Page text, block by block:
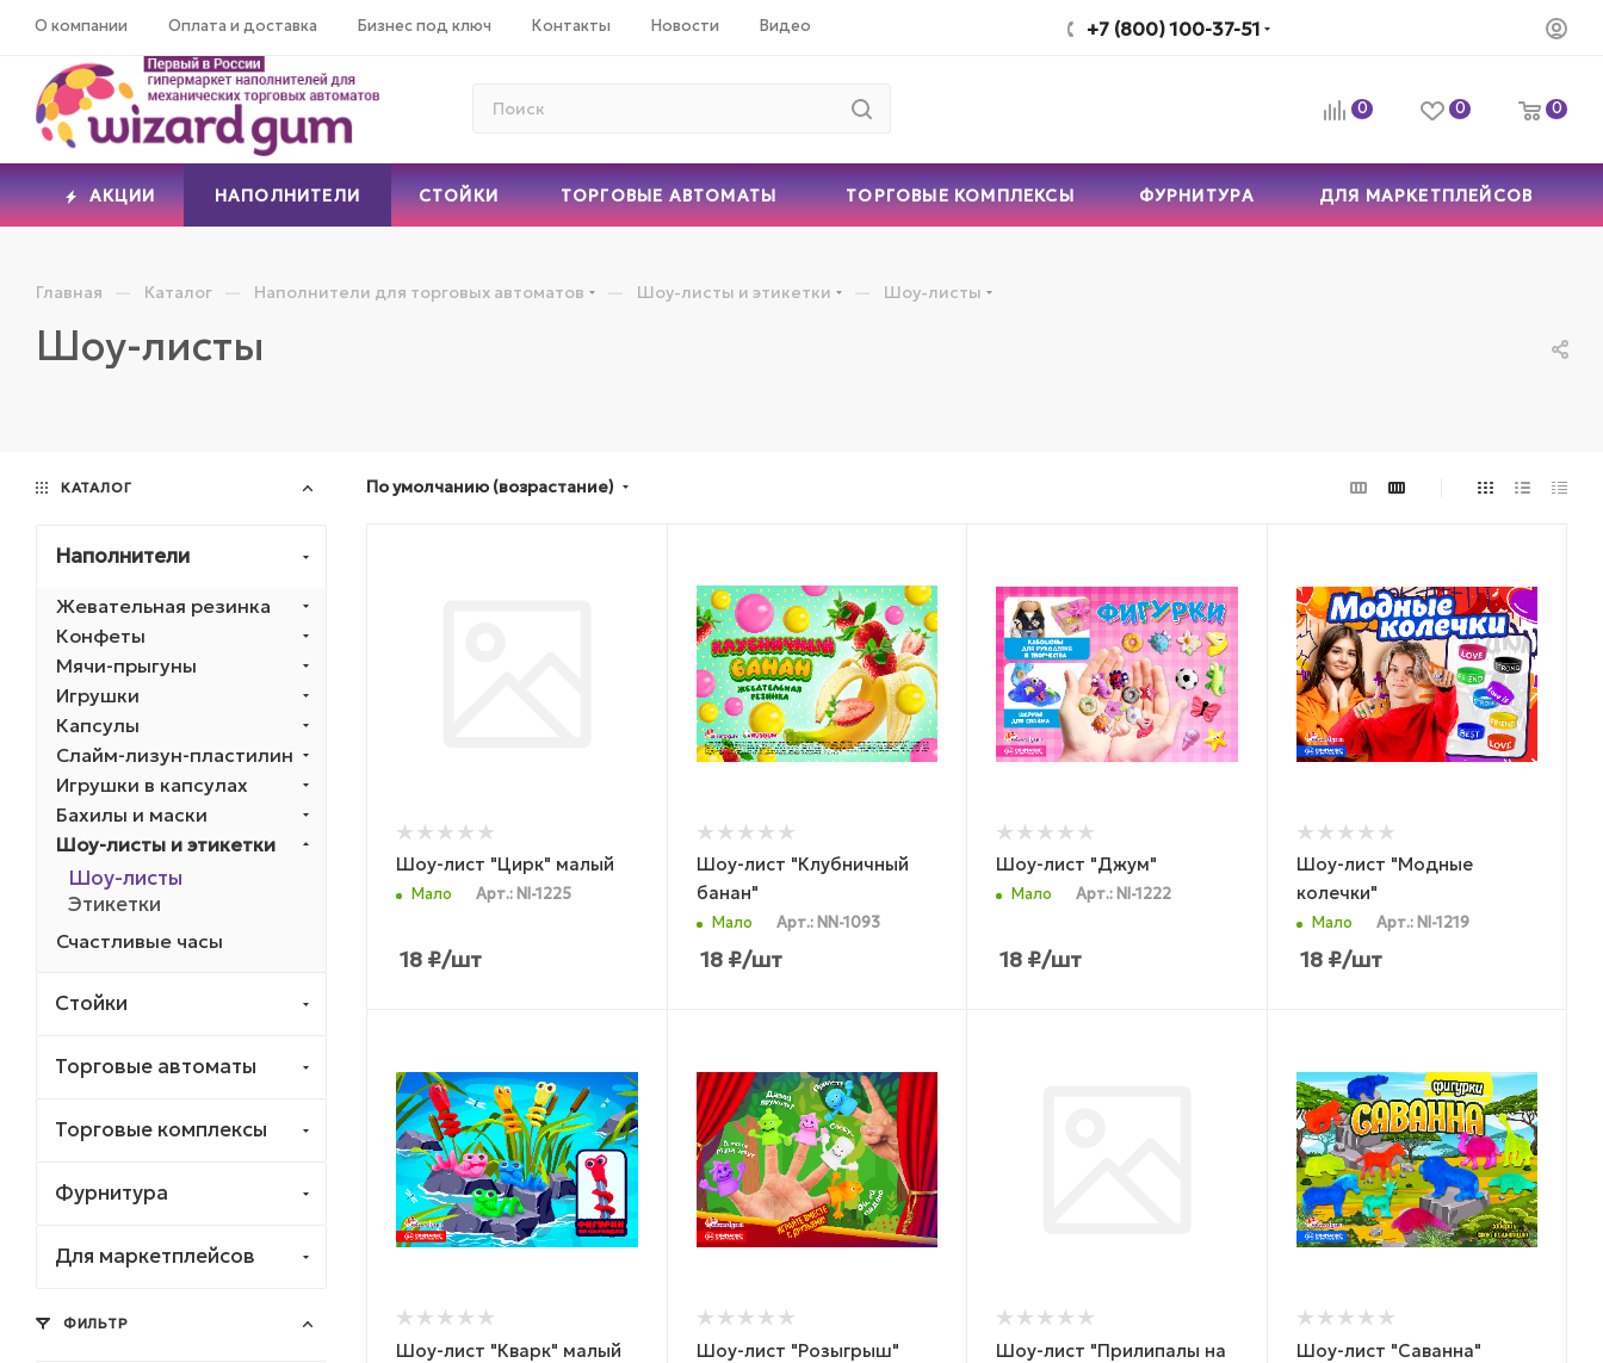
О компании Оплата и доставка Бизнес под ключ Контакты Новости Видео +7 (800) 100-37-51
0 0 0
АКЦИИ НАПОЛНИТЕЛИ СТОЙКИ ТОРГОВЫЕ АВТОМАТЫ ТОРГОВЫЕ КОМПЛЕКСЫ ФУРНИТУРА ДЛЯ МАРКЕТПЛЕЙСОВ
Главная — Каталог — Наполнители для торговых автоматов — Шоу-листы и этикетки — Шоу-листы
Шоу-листы
По умолчанию (возрастание)
Шоу-лист "Цирк" малый
Мало Арт.: NI-1225
18 ₽/шт
Шоу-лист "Клубничный
банан"
Мало Арт.: NN-1093
18₽/шт
Шоу-лист "Джум"
Мало Арт.: NI-1222
18 ₽/шт
Шоу-лист "Модные
колечки"
Мало Арт.: NI-1219
18₽/шт
Шоу-лист "Кварк" малый
Шоу-лист "Розыгрыш"
Шоу-лист "Прилипалы на
Шоу-лист "Саванна"
КАТАЛОГ
Наполнители
Жевательная резинка
Конфеты
Мячи-прыгуны
Игрушки
Капсулы
Слайм-лизун-пластилин
Игрушки в капсулах
Бахилы и маски
Шоу-листы и этикетки
Шоу-листы
Этикетки
Счастливые часы
Стойки
Торговые автоматы
Торговые комплексы
Фурнитура
Для маркетплейсов
ФИЛЬТР